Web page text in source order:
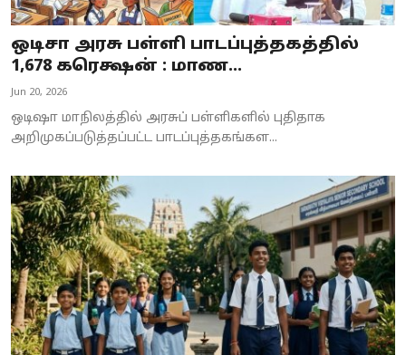
ஒடிசா அரசு பள்ளி பாடப்புத்தகத்தில்
1,678 கரெக்ஷன் : மாண...
Jun 20, 2026
ஒடிஷா மாநிலத்தில் அரசுப் பள்ளிகளில் புதிதாக
அறிமுகப்படுத்தப்பட்ட பாடப்புத்தகங்கள...